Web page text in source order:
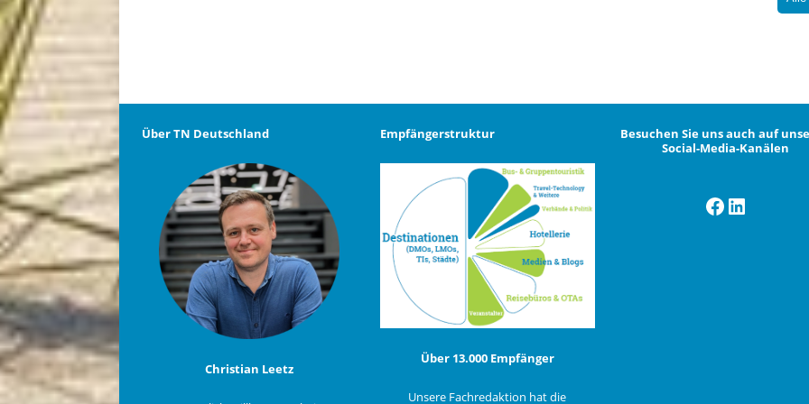
Über TN Deutschland
Christian Leetz
Empfängerstruktur
Über 13.000 Empfänger
Unsere Fachredaktion hat die
Besuchen Sie uns auch auf
Social-Media-Kanälen
Facebook